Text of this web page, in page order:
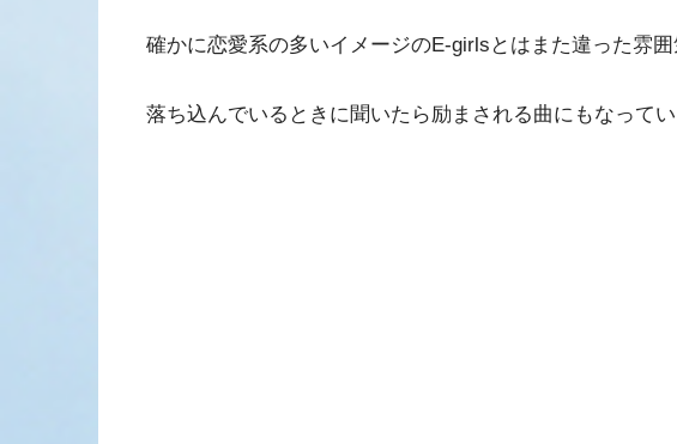
確かに恋愛系の多いイメージのE-girlsとはまた違った雰囲
落ち込んでいるときに聞いたら励まされる曲にもなってい